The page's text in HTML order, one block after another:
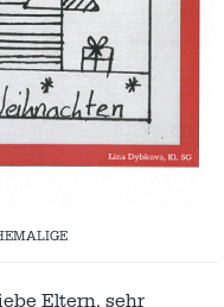
Eltern, sehr